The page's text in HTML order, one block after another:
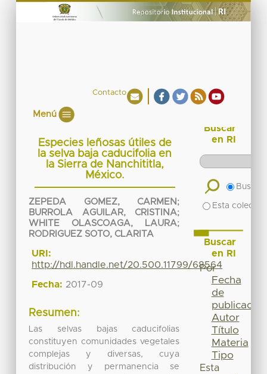
Contacto
Menú
Especies leñosas útiles de
la selva baja caducifolia en
la Sierra de Nanchititla,
México.
ZEPEDA GOMEZ, CARMEN ;
BURROLA AGUILAR, CRISTINA;
WHITE OLASCOAGA, LAURA;
RODRIGUEZ SOTO, CLARITA
URI:
http://hdl.handle.net/20.500.11799/68564
Fecha: 2017-09
Resumen:
Las selvas bajas caducifolias
constituyen comunidades vegetales
complejas y diversas, cuya
distribución y permanencia se
Buscar
en RI
Buscar
Esta
Buscar
en RI
Por
Fecha
de
publicación
Autor
Título
Materia
Tipo
Esta